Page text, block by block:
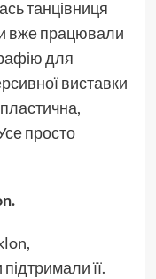
танцівниця
вже працювали
для
виставки
просто
її.